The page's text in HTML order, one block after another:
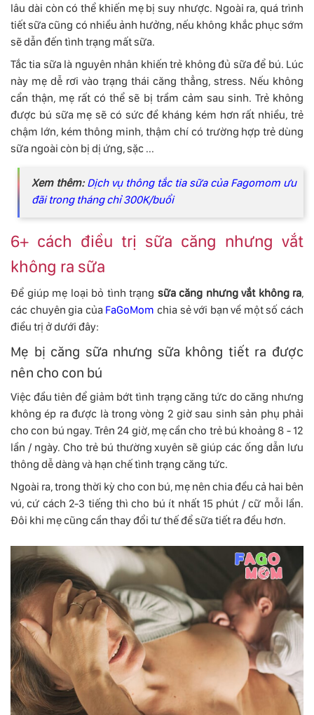
lâu dài còn có thể khiến mẹ bị suy nhược. Ngoài ra, quá trình
tiết sữa cũng có nhiều ảnh hưởng, nếu không khắc phục sớm
sẽ dẫn đến tình trạng mất sữa.
Tắc tia sữa là nguyên nhân khiến trẻ không đủ sữa để bú. Lúc
này mẹ dễ rơi vào trạng thái căng thẳng, stress. Nếu không
cẩn thận, mẹ rất có thể sẽ bị trầm cảm sau sinh. Trẻ không
được bú sữa mẹ sẽ có sức đề kháng kém hơn rất nhiều, trẻ
chậm lớn, kém thông minh, thậm chí có trường hợp trẻ dùng
sữa ngoài còn bị dị ứng, sặc ...
Xem thêm: Dịch vụ thông tắc tia sữa của Fagomom ưu
đãi trong tháng chỉ 300K/buổi
6+ cách điều trị sữa căng nhưng vắt
không ra sữa
Để giúp mẹ loại bỏ tình trạng sữa căng nhưng vắt không ra,
các chuyên gia của FaGoMom chia sẻ với bạn về một số cách
điều trị ở dưới đây:
Mẹ bị căng sữa nhưng sữa không tiết ra được
nên cho con bú
Việc đầu tiên để giảm bớt tình trạng căng tức do căng nhưng
không ép ra được là trong vòng 2 giờ sau sinh sản phụ phải
cho con bú ngay. Trên 24 giờ, mẹ cần cho trẻ bú khoảng 8 - 12
lần / ngày. Cho trẻ bú thường xuyên sẽ giúp các ống dẫn lưu
thông dễ dàng và hạn chế tình trạng căng tức.
Ngoài ra, trong thời kỳ cho con bú, mẹ nên chia đều cả hai bên
vú, cứ cách 2-3 tiếng thì cho bú ít nhất 15 phút / cữ mỗi lần.
Đôi khi mẹ cũng cần thay đổi tư thế để sữa tiết ra đều hơn.